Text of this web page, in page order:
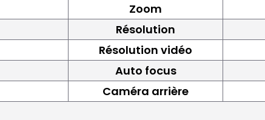
Zoom
Résolution
Résolution vidéo
Auto focus
Caméra arrière